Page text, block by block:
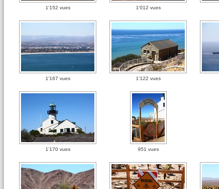
1'152 vues 1'012 vues
1'167 vues 1'122 vues
1'170 vues 951 vues